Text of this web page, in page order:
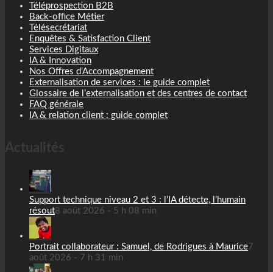
Téléprospection B2B
Back-office Métier
Télésecrétariat
Enquêtes & Satisfaction Client
Services Digitaux
IA & Innovation
Nos Offres d’Accompagnement
Externalisation de services : le guide complet
Glossaire de l’externalisation et des centres de contact
FAQ générale
IA & relation client : guide complet
Actualités
Support technique niveau 2 et 3 : l’IA détecte, l’humain
résout8 août 2026 - 5 h 08 min
Portrait collaborateur : Samuel, de Rodrigues à Maurice7
août 2026 - 7 h 31 min